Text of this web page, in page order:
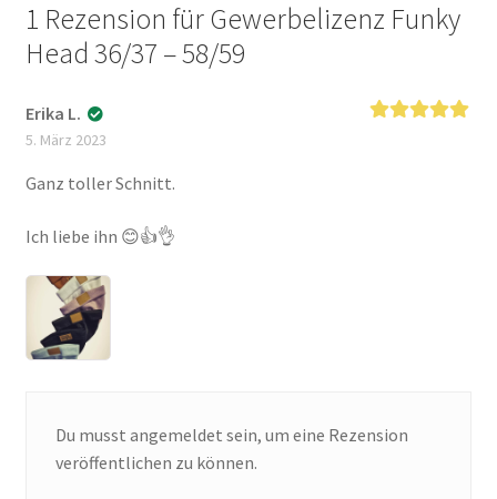
1 Rezension fürGewerbelizenz Funky
Head 36/37 – 58/59
Erika L.
5. März 2023
Ganz toller Schnitt.
Ich liebe ihn 😊👍👌
Du musst angemeldet sein, um eine Rezension
veröffentlichen zu können.